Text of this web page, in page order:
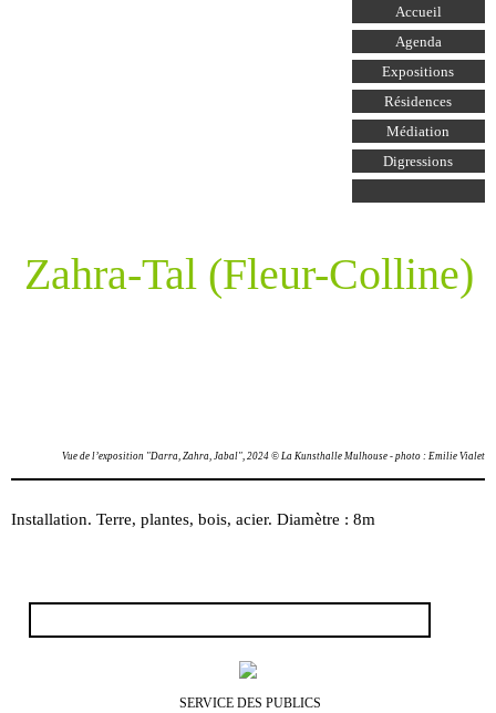
Aller au
contenu
principal
Accueil
Agenda
Expositions
Résidences
Médiation
Digressions
Zahra-Tal (Fleur-Colline)
Vue de l’exposition "Darra, Zahra, Jabal", 2024 © La Kunsthalle Mulhouse - photo : Emilie Vialet
Installation. Terre, plantes, bois, acier. Diamètre : 8m
SERVICE DES PUBLICS